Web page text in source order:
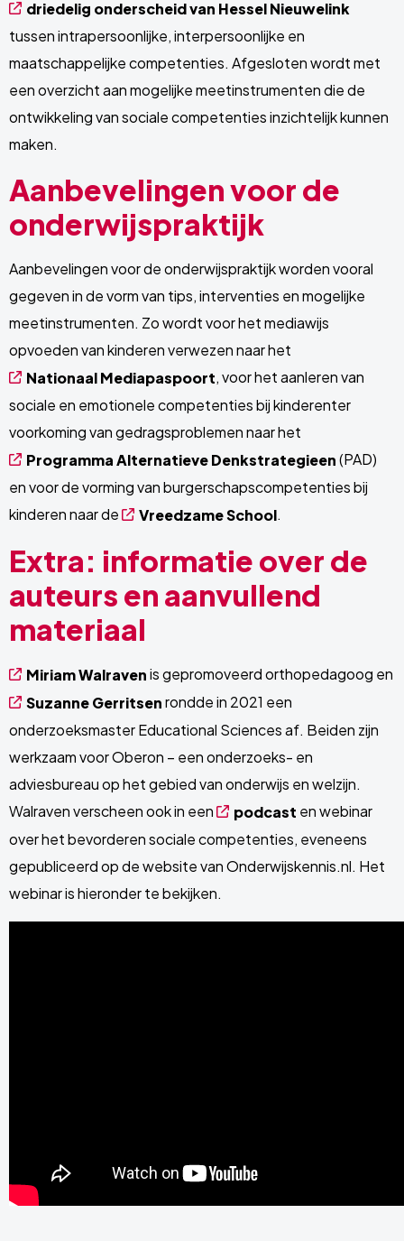
driedelig onderscheid van Hessel Nieuwelink
tussen intrapersoonlijke, interpersoonlijke en
maatschappelijke competenties. Afgesloten wordt met
een overzicht aan mogelijke meetinstrumenten die de
ontwikkeling van sociale competenties inzichtelijk kunnen
maken.
Aanbevelingen voor de
onderwijspraktijk
Aanbevelingen voor de onderwijspraktijk worden vooral
gegeven in de vorm van tips, interventies en mogelijke
meetinstrumenten. Zo wordt voor het mediawijs
opvoeden van kinderen verwezen naar het
Nationaal Mediapaspoort, voor het aanleren van
sociale en emotionele competenties bij kinderenter
voorkoming van gedragsproblemen naar het
Programma Alternatieve Denkstrategieen(PAD)
en voor de vorming van burgerschapscompetenties bij
kinderen naar de
Vreedzame School.
Extra: informatie over de
auteurs en aanvullend
materiaal
Miriam Walravenis gepromoveerd orthopedagoog en
Suzanne Gerritsenrondde in 2021 een
onderzoeksmaster Educational Sciences af. Beiden zijn
werkzaam voor Oberon – een onderzoeks- en
adviesbureau op het gebied van onderwijs en welzijn.
Walraven verscheen ook in een
podcast en webinar
over het bevorderen sociale competenties, eveneens
gepubliceerd op de website van Onderwijskennis.nl. Het
webinar is hieronder te bekijken.